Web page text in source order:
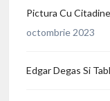
Pictura Cu
octombrie 2023
Edgar Degas Si